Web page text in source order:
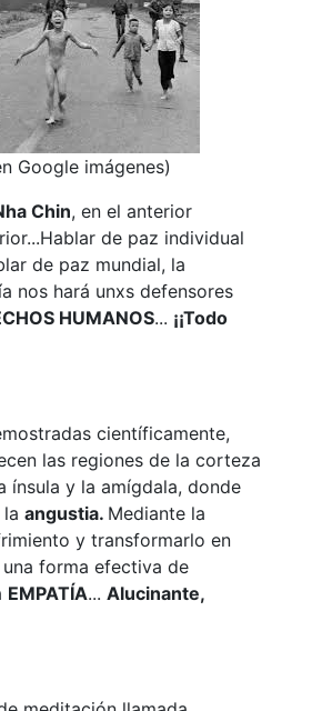
Google imágenes)
Chin, en el anterior
de paz individual
de paz mundial, la
nos hará unxs defensores
HUMANOS... ¡¡Todo
científicamente,
las regiones de la corteza
ínsula y la amígdala, donde
angustia. Mediante la
y transformarlo en
forma efectiva de
EMPATÍA... Alucinante,